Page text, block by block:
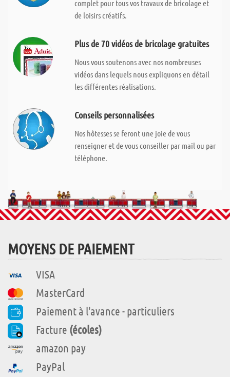
complet pour tous vos travaux de bricolage et
de loisirs créatifs.
Plus de 70 vidéos de bricolage gratuites
Nous vous soutenons avec nos nombreuses
vidéos dans lequels nous expliquons en détail
les différentes réalisations.
Conseils personnalisées
Nos hôtesses se feront une joie de vous
renseigner et de vous conseiller par mail ou par
téléphone.
MOYENS DE PAIEMENT
VISA
MasterCard
Paiement à l'avance - particuliers
Facture (écoles)
amazon pay
PayPal